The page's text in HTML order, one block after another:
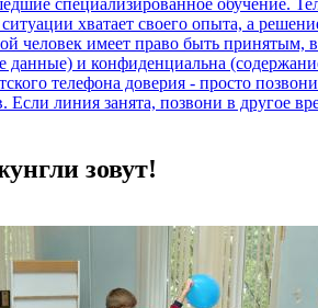
зовут!